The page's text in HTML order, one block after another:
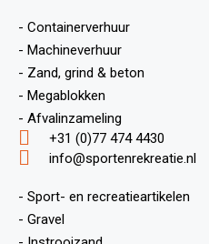
- Containerverhuur
- Machineverhuur
- Zand, grind & beton
- Megablokken
- Afvalinzameling
+31 (0)77 474 4430
info@sportenrekreatie.nl
- Sport- en recreatieartikelen
- Gravel